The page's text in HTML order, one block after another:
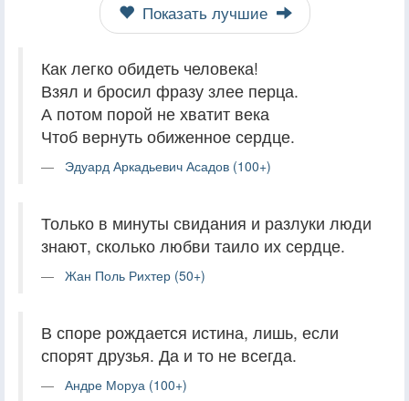
Показать лучшие
Как легко обидеть человека!
Взял и бросил фразу злее перца.
А потом порой не хватит века
Чтоб вернуть обиженное сердце.
Эдуард Аркадьевич Асадов (100+)
Только в минуты свидания и разлуки люди
знают, сколько любви таило их сердце.
Жан Поль Рихтер (50+)
В споре рождается истина, лишь, если
спорят друзья. Да и то не всегда.
Андре Моруа (100+)